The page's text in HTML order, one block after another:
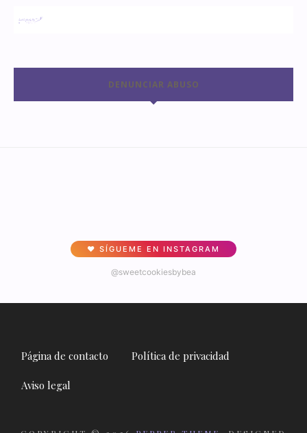
DENUNCIAR ABUSO
♥ SÍGUEME EN INSTAGRAM
@sweetcookiesbybea
Página de contacto Política de privacidad
Aviso legal